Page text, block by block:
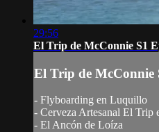
29:56
El Trip de McConnie S1
El Trip de McConnie
- Flyboarding en Luquillo
- Cerveza Artesanal El Trip
- El Ancón de Loíza